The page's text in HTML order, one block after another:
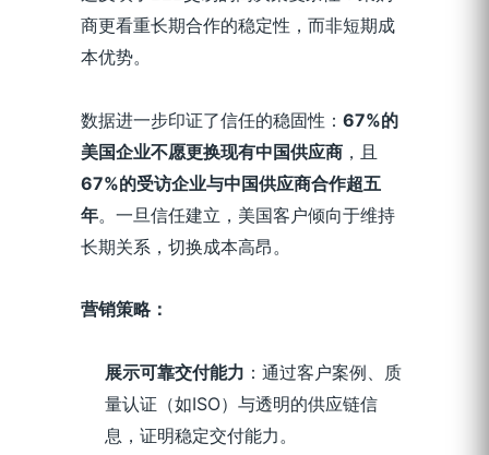
商更看重长期合作的稳定性，而非短期成
本优势。
数据进一步印证了信任的稳固性： 67%的
美国企业不愿更换现有中国供应商 ，且
67%的受访企业与中国供应商合作超五
年。一旦信任建立，美国客户倾向于维持
长期关系，切换成本高昂。
营销策略：
展示可靠交付能力 ：通过客户案例、质
量认证（如ISO）与透明的供应链信
息，证明稳定交付能力。